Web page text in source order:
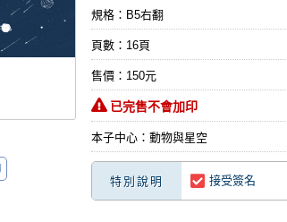
規格：B5右翻
頁數：16頁
售價：150元
已完售不會加印
本子中心：動物與星空
特別說明 接受簽名